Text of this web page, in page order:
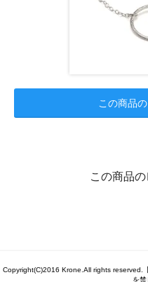
この商品
この商品
Copyright(C)2016 Krone.All rights reserved.
を禁